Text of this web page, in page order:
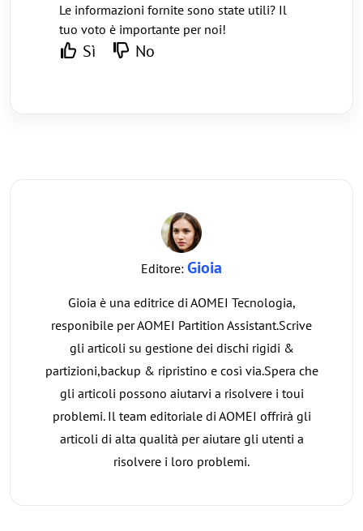
Le informazioni fornite sono state utili? Il
tuo voto è importante per noi!
Sì No
Editore: Gioia
Gioia è una editrice di AOMEI Tecnologia,
responibile per AOMEI Partition Assistant.Scrive
gli articoli su gestione dei dischi rigidi &
partizioni,backup & ripristino e così via.Spera che
gli articoli possono aiutarvi a risolvere i toui
problemi. Il team editoriale di AOMEI offrirà gli
articoli di alta qualità per aiutare gli utenti a
risolvere i loro problemi.